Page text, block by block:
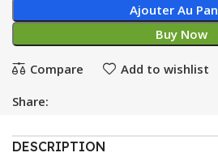
Ajouter Au
Buy Now
Compare Add to wishlist
Share:
DESCRIPTION